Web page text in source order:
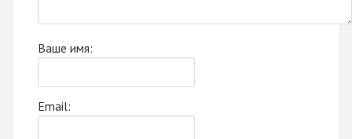
Ваше имя:
Email: